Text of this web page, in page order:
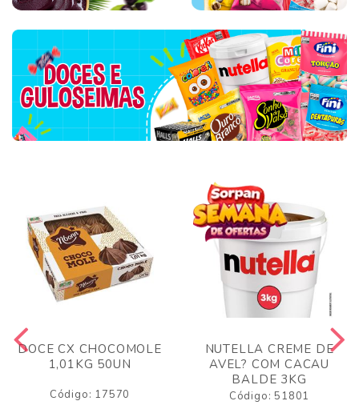
DOCE CX CHOCOMOLE
1,01KG 50UN
Código: 17570
NUTELLA CREME DE
AVEL? COM CACAU
BALDE 3KG
Código: 51801